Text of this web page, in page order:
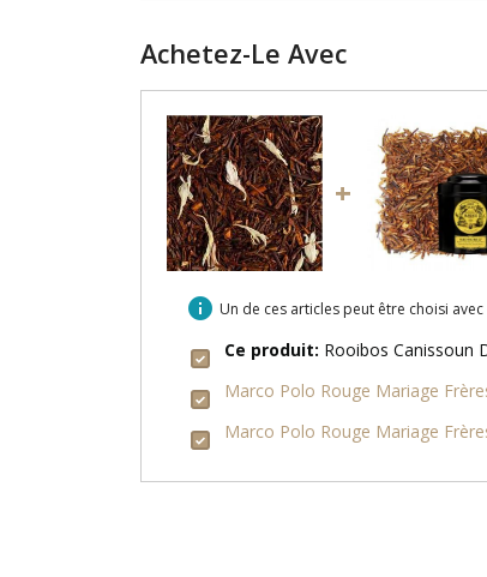
Achetez-Le Avec
+
info Un de ces articles peut être choisi
Ce produit: Rooibos Canissoun
Marco Polo Rouge Mariage
Marco Polo Rouge Mariage